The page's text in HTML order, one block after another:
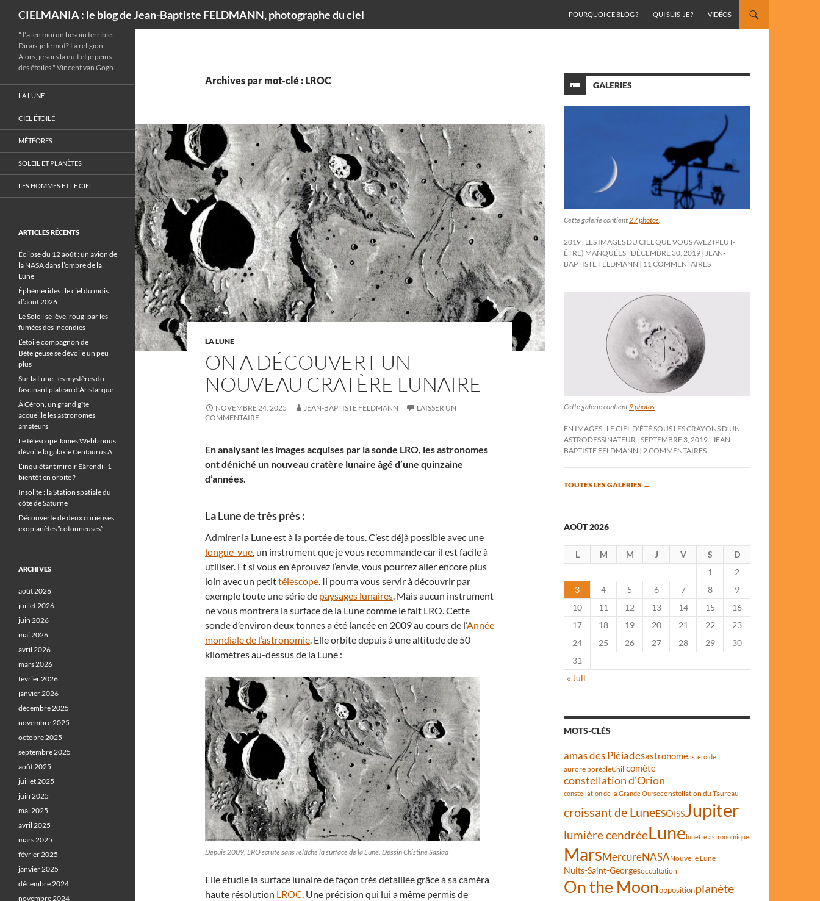
CIELMANIA : le blog de Jean-Baptiste FELDMANN, photographe du ciel
POURQUOI CE BLOG ?
QUI SUIS-JE ? VIDÉOS
Archives par mot-clé : LROC
LA LUNE
ON A DÉCOUVERT UN
NOUVEAU CRATÈRE LUNAIRE
NOVEMBRE 24, 2025 JEAN-BAPTISTE FELDMANN
LAISSER UN
COMMENTAIRE
En analysant les images acquises par la sonde LRO, les astronomes
ont déniché un nouveau cratère lunaire âgé d’une quinzaine
d’années.
La Lune de très près :
Admirer la Lune est à la portée de tous. C’est déjà possible avec une
longue-vue, un instrument que je vous recommande car il est facile à
utiliser. Et si vous en éprouvez l’envie, vous pourrez aller encore plus
loin avec un petittélescope. Il pourra vous servir à découvrir par
exemple toute une série de paysages lunaires. Mais aucun instrument
ne vous montrera la surface de la Lune comme le fait LRO. Cette
sonde d’environ deux tonnes a été lancée en 2009 au cours de l’Année
mondiale de l’astronomie. Elle orbite depuis à une altitude de 50
kilomètres au-dessus de la Lune :
Depuis 2009, LRO scrute sans relâche la surface de la Lune. Dessin Chistine Sasiad
Elle étudie la surface lunaire de façon très détaillée grâce à sa caméra
haute résolution LROC. Une précision qui lui a même permis de
GALERIES
Cette galerie contient27 photos.
2019 : LES IMAGES DU CIEL QUE VOUS AVEZ (PEUT-
ÊTRE) MANQUÉES DÉCEMBRE 30, 2019 JEAN-
BAPTISTE FELDMANN
11 COMMENTAIRES
Cette galerie contient 9 photos
EN IMAGES : LE CIEL D’ÉTÉ SOUS LES CRAYONS D’UN
ASTRODESSINATEUR SEPTEMBRE 3, 2019
JEAN-
BAPTISTE FELDMANN
2 COMMENTAIRES
TOUTES LES GALERIES →
AOÛT 2026
L M M J V S
D
1
2
3
4 5 6 7 8
9
10
11 12 13 14 15
16
17
18 19 20 21 22
23
24
25 26 27 28 29
30
31
« Juil
MOTS-CLÉS
amas des Pléiadesastronomeastéroïde
aurore boréaleChilicomète
constellation d'Orion
constellation de la Grande Ourseconstellation du Taureau
croissant de LuneESOISSJupiter
lumière cendréeLunelunette astronomique
MarsMercureNASANouvelle Lune
Nuits-Saint-Georgesoccultation
On the Moonoppositionplanète
"J'ai en moi un besoin terrible.
Dirais-je le mot? La religion.
Alors, je sors la nuit et je peins
des étoiles." Vincent van Gogh
LA LUNE
CIEL ÉTOILÉ
MÉTÉORES
SOLEIL ET PLANÈTES
LES HOMMES ET LE CIEL
ARTICLES RÉCENTS
Éclipse du 12 août : un avion de
la NASA dans l’ombre de la
Lune
Éphémérides : le ciel du mois
d’août 2026
Le Soleil se lève, rougi par les
fumées des incendies
L’étoile compagnon de
Bételgeuse se dévoile un peu
plus
Sur la Lune, les mystères du
fascinant plateau d’Aristarque
À Céron, un grand gîte
accueille les astronomes
amateurs
Le télescope James Webb nous
dévoile la galaxie Centaurus A
L’inquiétant miroir Eärendil-1
bientôt en orbite ?
Insolite : la Station spatiale du
côté de Saturne
Découverte de deux curieuses
exoplanètes “cotonneuses”
ARCHIVES
août 2026
juillet 2026
juin 2026
mai 2026
avril 2026
mars 2026
février 2026
janvier 2026
décembre 2025
novembre 2025
octobre 2025
septembre 2025
août 2025
juillet 2025
juin 2025
mai 2025
avril 2025
mars 2025
février 2025
janvier 2025
décembre 2024
novembre 2024